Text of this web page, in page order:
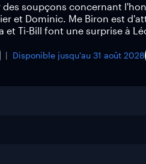
soupçons concernant
et Dominic. Me Biron est
et Ti-Bill font une surprise à
Disponible jusqu'au 31 août 2028